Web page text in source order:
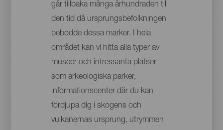
går tillbaka många århundraden till
den tid då ursprungsbefolkningen
bebodde dessa marker. I hela
området kan vi hitta alla typer av
museer och intressanta platser
som arkeologiska parker,
informationscenter där du kan
fördjupa dig i skogens och
vulkanernas ursprung, utrymmen